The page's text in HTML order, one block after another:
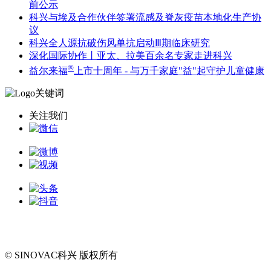
前公示
科兴与埃及合作伙伴签署流感及脊灰疫苗本地化生产协
议
科兴全人源抗破伤风单抗启动Ⅲ期临床研究
深化国际协作丨亚太、拉美百余名专家走进科兴
益尔来福® 上市十周年 - 与万千家庭"益"起守护儿童健康
关注我们
© SINOVAC科兴 版权所有